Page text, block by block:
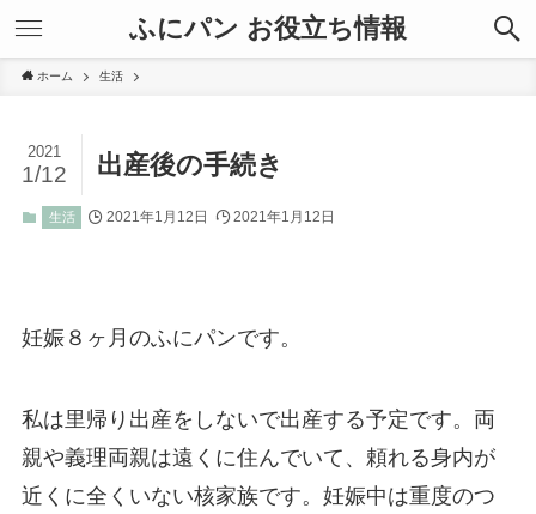
ふにパン お役立ち情報
ホーム 生活
出産後の手続き
2021
1/12
生活 2021年1月12日 2021年1月12日
妊娠８ヶ月のふにパンです。
私は里帰り出産をしないで出産する予定です。両
親や義理両親は遠くに住んでいて、頼れる身内が
近くに全くいない核家族です。妊娠中は重度のつ